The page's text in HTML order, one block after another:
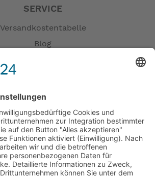
SERVICE
Versandkostentabelle
Blog
Versandpartner
Verfügbarkeiten
Zahlung und Versand
Datenschutz